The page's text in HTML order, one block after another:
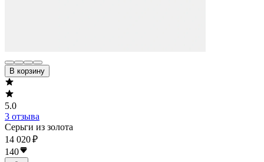
В корзину
5.0
3 отзыва
Серьги из золота
14 020 ₽
140